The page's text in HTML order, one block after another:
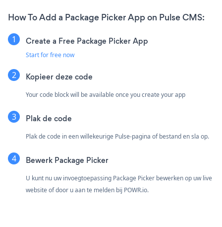
How To Add a Package Picker App on Pulse CMS:
Create a Free Package Picker App
Start for free now
Kopieer deze code
Your code block will be available once you create your app
Plak de code
Plak de code in een willekeurige Pulse-pagina of bestand en sla op.
Bewerk Package Picker
U kunt nu uw invoegtoepassing Package Picker bewerken op uw live
website of door u aan te melden bij POWR.io.